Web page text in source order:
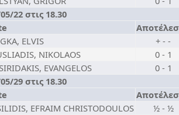
22 στις 18.30
ELVIS
+ - -
NIKOLAOS
0 - 1
EVANGELOS
0 - 1
29 στις 18.30
EFRAIM CHRISTODOULOS
½ - ½